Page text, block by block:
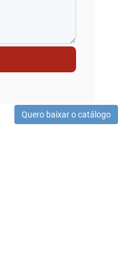
Quero baixar o catálogo